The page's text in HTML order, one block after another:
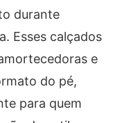
durante
Esses calçados
e
do pé,
para quem